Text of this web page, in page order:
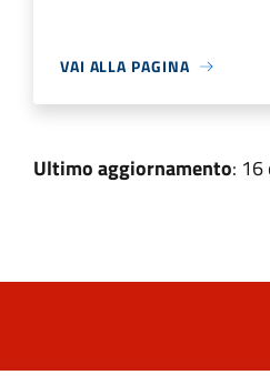
VAI ALLA PAGINA
Ultimo aggiornamento: